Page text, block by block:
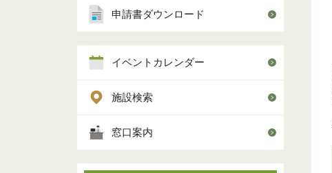
申請書ダウンロード
イベントカレンダー
施設検索
窓口案内